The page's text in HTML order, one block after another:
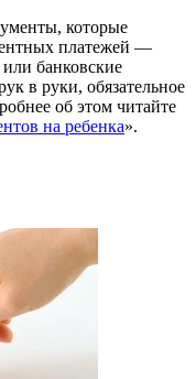
которые
платежей —
банковские
в руки, обязательное
об этом читайте
на ребенка».